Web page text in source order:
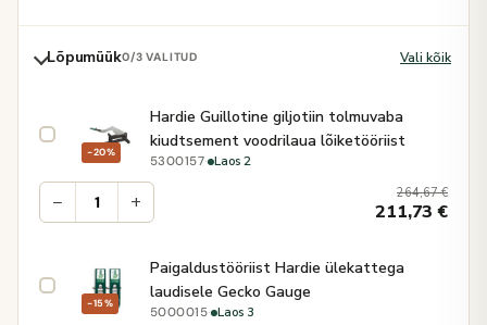
Lõpumüük0/3 VALITUD Vali kõik
−20%
Hardie Guillotine giljotiin tolmuvaba
kiudtsement voodrilaua lõiketööriist
5300157· Laos 2
− + 264,67€
211,73€
−15%
Paigaldustööriist Hardie ülekattega
laudisele Gecko Gauge
5000015· Laos 3